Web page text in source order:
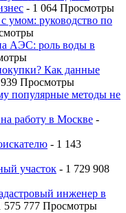
- 1 064 Просмотры
умом: руководство по
АЭС: роль воды в
Как данные
Просмотры
популярные методы не
работу в Москве -
- 1 143
участок - 1 729 908
инженер в
575 777 Просмотры